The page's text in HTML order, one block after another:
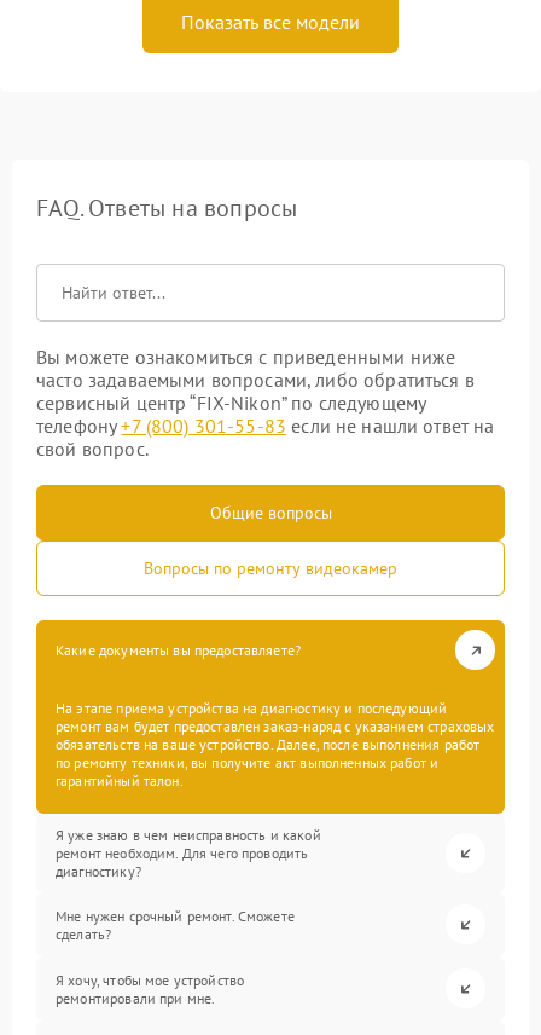
Показать все модели
FAQ. Ответы на вопросы
Вы можете ознакомиться с приведенными ниже
часто задаваемыми вопросами, либо обратиться в
сервисный центр “FIX-Nikon” по следующему
телефону+7 (800) 301-55-83 если не нашли ответ на
свой вопрос.
Общие вопросы
Вопросы по ремонту видеокамер
Какие документы вы предоставляете?
На этапе приема устройства на диагностику и последующий
ремонт вам будет предоставлен заказ-наряд с указанием страховых
обязательств на ваше устройство. Далее, после выполнения работ
по ремонту техники, вы получите акт выполненных работ и
гарантийный талон.
Я уже знаю в чем неисправность и какой
ремонт необходим. Для чего проводить
диагностику?
Мне нужен срочный ремонт. Сможете
сделать?
Я хочу, чтобы мое устройство
ремонтировали при мне.